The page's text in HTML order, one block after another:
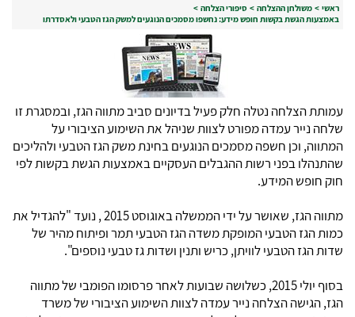
ראשי > משולחן ההצלחה > סיפורי הצלחה >
באמצעות הגשת בקשות חופש מידע: נחשפו מסמכים הנוגעים למשק הגז הטבעי ולאסדרתו
עמותת הצלחה נטלה חלק פעיל בדיונים סביב מתווה הגז, ובמסגרת זו
שלחה נייר עמדה מפורט לצוות שניהל את השימוע הציבורי על
המתווה, וכן חשפה מסמכים הנוגעים בחינת משק הגז הטבעי ולהליכים
שהתנהלו בפני רשות ההגבלים העסקיים באמצעות הגשת בקשות לפי
חוק חופש המידע.
מתווה הגז, שאושר על ידי הממשלה באוגוסט 2015 , נועד "להגדיל את
כמות הגז הטבעי המופקת משדה הגז הטבעי תמר ופיתוח מהיר של
שדות הגז הטבעי לוויתן, כריש ותנין ושדות גז טבעי נוספים".
בסוף יולי 2015, כשלושה שבועות לאחר פרסומו הפומבי של מתווה
הגז, הגישה הצלחה נייר עמדה לצוות השימוע הציבורי של משרד